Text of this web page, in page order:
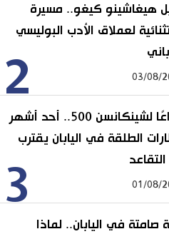
2
هيغاشينو كيغو.. مسيرة
لعملاق الأدب البوليسي
03/08/
3
وداعًا لشينكانسن 500.. أحد أشهر
الطلقة في اليابان يقترب
01/08/
صامتة في اليابان.. لماذا